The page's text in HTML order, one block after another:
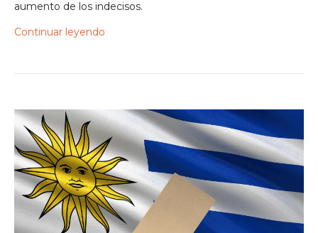
aumento de los indecisos.
Continuar leyendo